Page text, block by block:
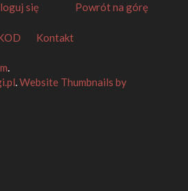
Powrót na górę
się
Kontakt
.
.Website Thumbnails by